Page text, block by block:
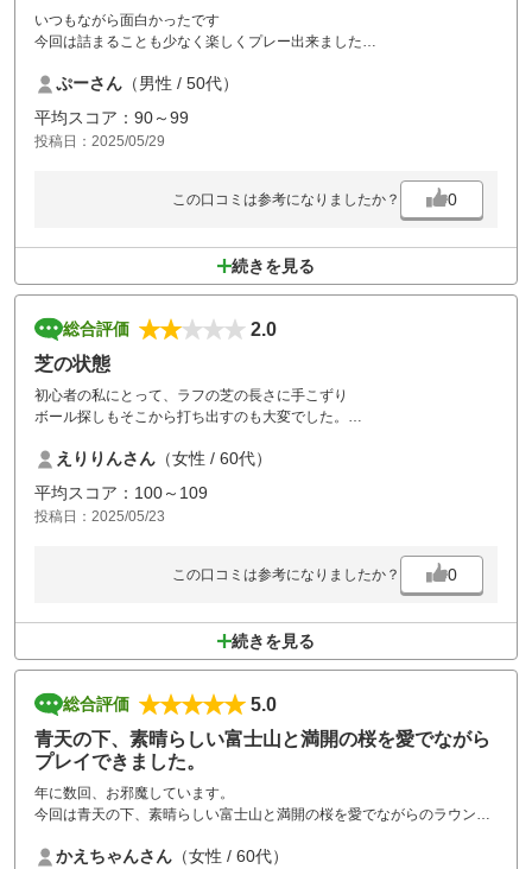
いつもながら面白かったです
今回は詰まることも少なく楽しくプレー出来ました
また行きたいと思います
ぷーさん （男性 / 50代）
平均スコア：90～99
投稿日：2025/05/29
この口コミは参考になりましたか？ 0
続きを見る
総合評価
2.0
芝の状態
初心者の私にとって、ラフの芝の長さに手こずり
ボール探しもそこから打ち出すのも大変でした。
再度伺いたいと思います。
えりりんさん （女性 / 60代）
平均スコア：100～109
投稿日：2025/05/23
この口コミは参考になりましたか？ 0
続きを見る
総合評価
5.0
青天の下、素晴らしい富士山と満開の桜を愛でながら
プレイできました。
年に数回、お邪魔しています。
今回は青天の下、素晴らしい富士山と満開の桜を愛でながらのラウンド
インターから近く、富士山に向かって打てるロケーションの良さと食事
かえちゃんさん （女性 / 60代）